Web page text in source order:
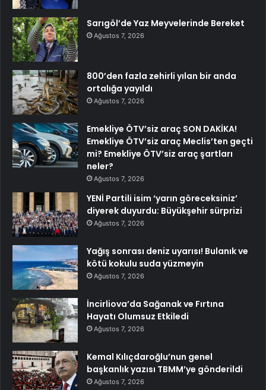
Sarıgöl’de Yaz Meyvelerinde Bereket
Ağustos 7, 2026
800’den fazla zehirli yılan bir anda
ortalığa yayıldı
Ağustos 7, 2026
Emekliye ÖTV’siz araç SON DAKİKA!
Emekliye ÖTV’siz araç Meclis’ten geçti
mi? Emekliye ÖTV’siz araç şartları
neler?
Ağustos 7, 2026
YENİ Partili isim ‘yarın göreceksiniz’
diyerek duyurdu: Büyükşehir sürprizi
Ağustos 7, 2026
Yağış sonrası deniz uyarısı! Bulanık ve
kötü kokulu suda yüzmeyin
Ağustos 7, 2026
İncirliova’da Sağanak ve Fırtına
Hayatı Olumsuz Etkiledi
Ağustos 7, 2026
Kemal Kılıçdaroğlu’nun genel
başkanlık yazısı TBMM’ye gönderildi
Ağustos 7, 2026